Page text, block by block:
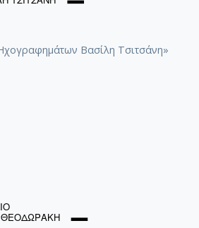
Βασίλη Τσιτσάνη»